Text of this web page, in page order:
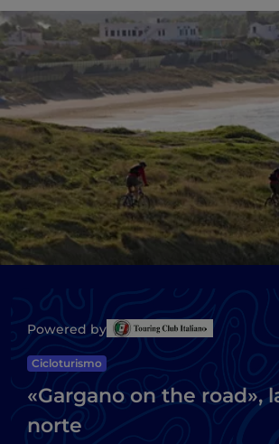
Powered by
Cicloturismo
«Gargano on the road»,
norte